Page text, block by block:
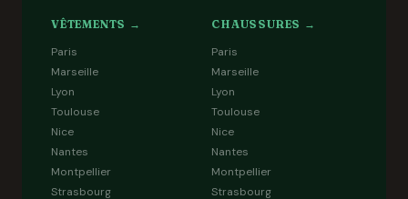
VÊTEMENTS →
Paris
Marseille
Lyon
Toulouse
Nice
Nantes
Montpellier
Strasbourg
CHAUSSURES →
Paris
Marseille
Lyon
Toulouse
Nice
Nantes
Montpellier
Strasbourg